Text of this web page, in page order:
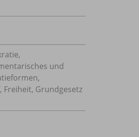
und
Grundgesetz